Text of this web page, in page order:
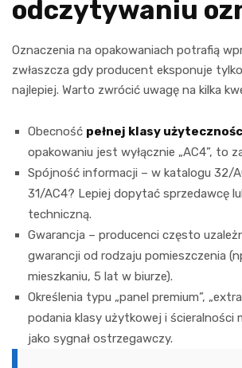
odczytywaniu
Oznaczenia na opakowaniach potrafią
zwłaszcza gdy producent eksponuje
najlepiej. Warto zwrócić uwagę na kilka
Obecność pełnej klasy
opakowaniu jest wyłącznie „AC4”, to
Spójność informacji – w katalogu 32/
31/AC4? Lepiej dopytać sprzedawcę
techniczną.
Gwarancja – producenci często
gwarancji od rodzaju pomieszczenia
mieszkaniu, 5 lat w biurze).
Określenia typu „panel premium”,
podania klasy użytkowej i ścieralności
jako sygnał ostrzegawczy.